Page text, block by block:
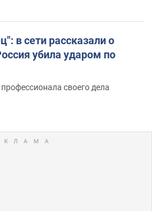
в сети рассказали о
убила ударом по
своего дела